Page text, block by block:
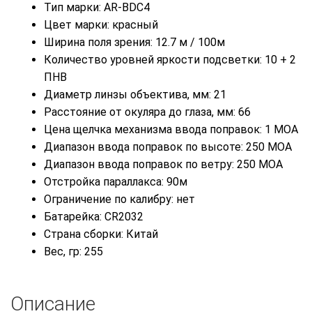
Тип марки: AR-BDC4
Цвет марки: красный
Ширина поля зрения: 12.7 м / 100м
Количество уровней яркости подсветки: 10 + 2
ПНВ
Диаметр линзы объектива, мм: 21
Расстояние от окуляра до глаза, мм: 66
Цена щелчка механизма ввода поправок: 1 MOA
Диапазон ввода поправок по высоте: 250 MOA
Диапазон ввода поправок по ветру: 250 MOA
Отстройка параллакса: 90м
Ограничение по калибру: нет
Батарейка: CR2032
Страна сборки: Китай
Вес, гр: 255
Описание